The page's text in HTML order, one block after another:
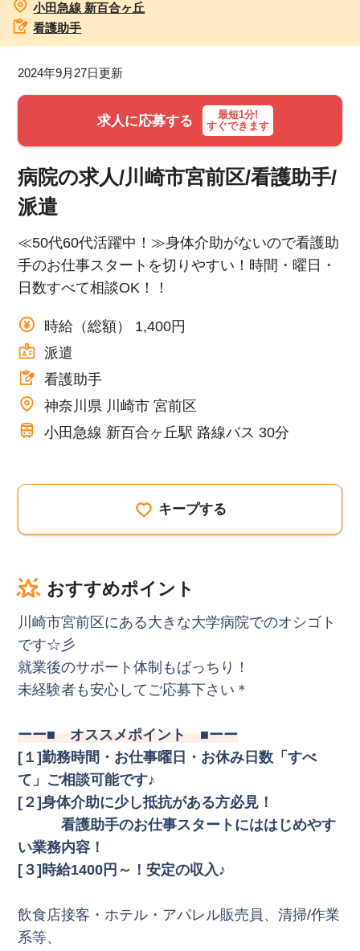
就職サポート
運営会社
小田急線 新百合ヶ丘
看護助手
2024年9月27日更新
求人に応募する
最短1分!
すぐできます
病院の求人/川崎市宮前区/看護助手/
派遣
≪50代60代活躍中！≫身体介助がないので看護助
手のお仕事スタートを切りやすい！時間・曜日・
日数すべて相談OK！！
時給（総額） 1,400円
派遣
看護助手
神奈川県 川崎市 宮前区
小田急線 新百合ヶ丘駅 路線バス 30分
キープする
おすすめポイント
川崎市宮前区にある大きな大学病院でのオシゴト
です☆彡
就業後のサポート体制もばっちり！
未経験者も安心してご応募下さい＊
ーー■ オススメポイント ■ーー
[１]勤務時間・お仕事曜日・お休み日数「すべ
て」ご相談可能です♪
[２]身体介助に少し抵抗がある方必見！
看護助手のお仕事スタートにははじめやす
い業務内容！
[３]時給1400円～！安定の収入♪
飲食店接客・ホテル・アパレル販売員、清掃/作業
系等、